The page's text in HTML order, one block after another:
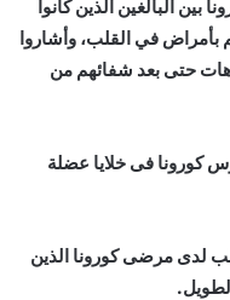
البالغين الذين كانوا
بأمراض في القلب، وأشاروا
حتى بعد شفائهم من
كورونا فى خلايا عضلة
لدى مرضى كورونا الذين